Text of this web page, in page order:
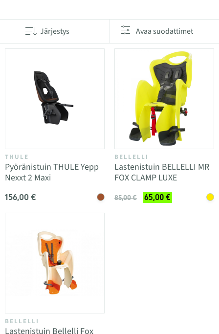
Järjestys Avaa suodattimet
THULE
Pyöränistuin THULE Yepp
Nexxt 2 Maxi
156,00 €
BELLELLI
Lastenistuin BELLELLI MR
FOX CLAMP LUXE
85,00 € 65,00 €
BELLELLI
Lastenistuin Bellelli Fox